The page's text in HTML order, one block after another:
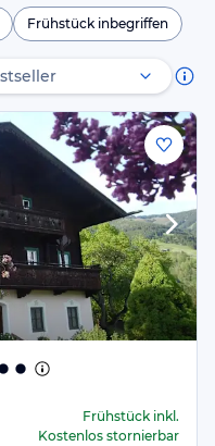
Frühstück inbegriffen
Frühstückinkl.
Kostenlos stornierbar